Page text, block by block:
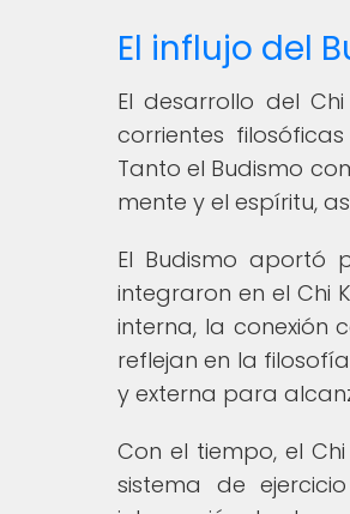
El influjo del
El desarrollo del
corrientes
Tanto el Budismo
mente y el espíritu,
El Budismo aportó
integraron en el Chi
interna, la conexión
reflejan en la
y externa para
Con el tiempo, el
sistema de